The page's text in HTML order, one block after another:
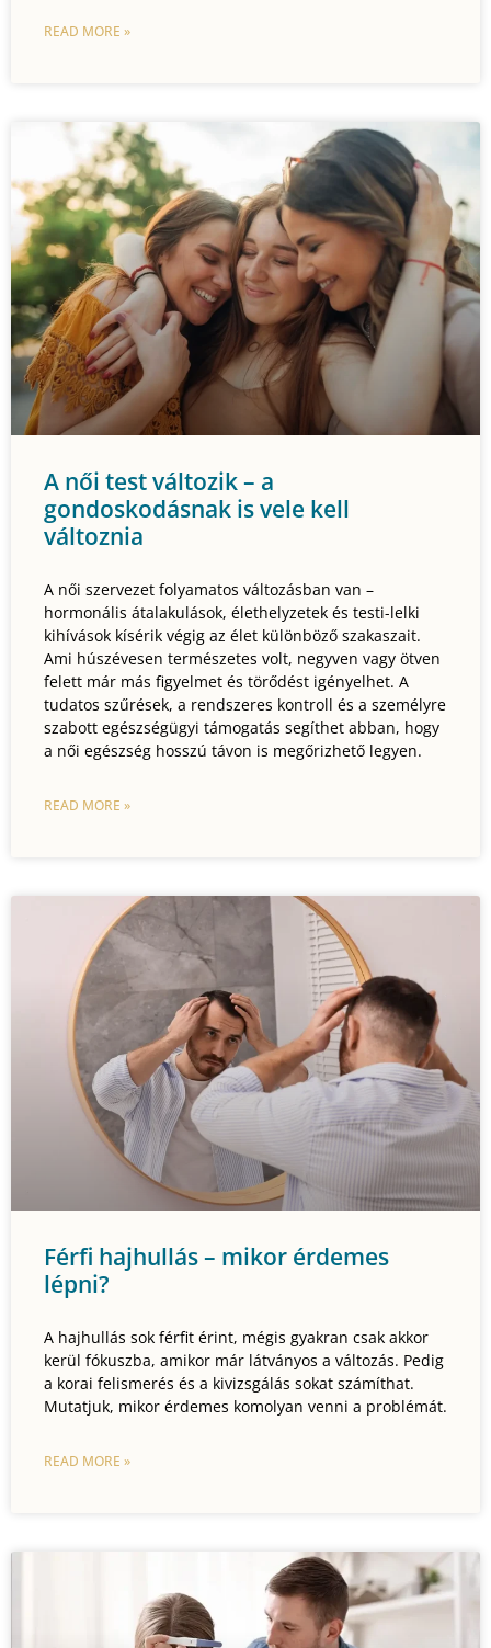
READ MORE »
A női test változik – a
gondoskodásnak is vele kell
változnia
A női szervezet folyamatos változásban van –
hormonális átalakulások, élethelyzetek és testi-lelki
kihívások kísérik végig az élet különböző szakaszait.
Ami húszévesen természetes volt, negyven vagy ötven
felett már más figyelmet és törődést igényelhet. A
tudatos szűrések, a rendszeres kontroll és a személyre
szabott egészségügyi támogatás segíthet abban, hogy
a női egészség hosszú távon is megőrizhető legyen.
READ MORE »
Férfi hajhullás – mikor érdemes
lépni?
A hajhullás sok férfit érint, mégis gyakran csak akkor
kerül fókuszba, amikor már látványos a változás. Pedig
a korai felismerés és a kivizsgálás sokat számíthat.
Mutatjuk, mikor érdemes komolyan venni a problémát.
READ MORE »